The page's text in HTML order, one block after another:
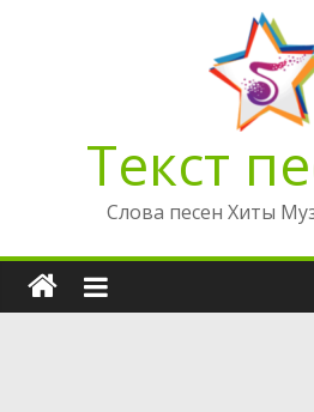
Текст
Слова песен Хиты